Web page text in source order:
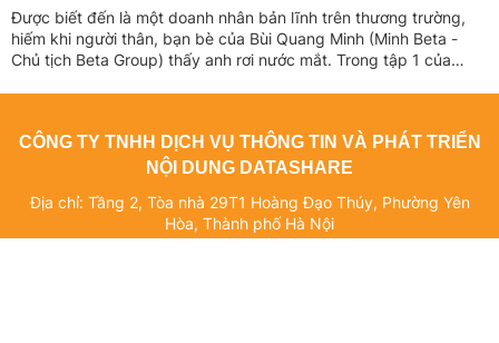
Được biết đến là một doanh nhân bản lĩnh trên thương trường,
hiếm khi người thân, bạn bè của Bùi Quang Minh (Minh Beta -
Chủ tịch Beta Group) thấy anh rơi nước mắt. Trong tập 1 của
CÔNG TY TNHH DỊCH VỤ THÔNG TIN VÀ PHÁT TRIỂN
NỘI DUNG DATASHARE
Địa chỉ: Tầng 2, Tòa nhà 29T1 Hoàng Đạo Thúy, Phường Yên
Hòa, Thành phố Hà Nội